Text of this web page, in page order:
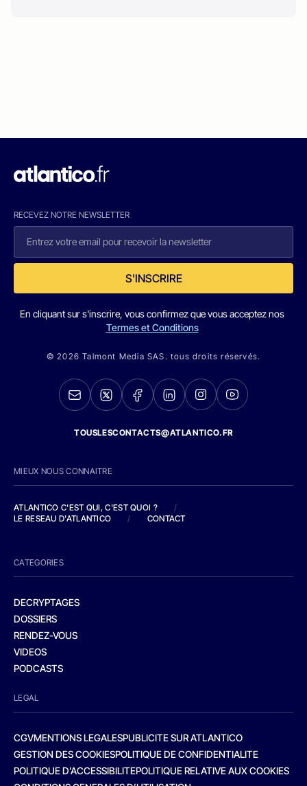
RECEVEZ NOTRE NEWSLETTER
S'INSCRIRE
En cliquant sur s'inscrire, vous confirmez que vous acceptez nos
Termes et Conditions
© 2026 Talmont Media SAS. tous droits réservés.
TOUSLESCONTACTS@ATLANTICO.FR
MIEUX NOUS CONNAITRE
ATLANTICO C'EST QUI, C'EST QUOI ?
/
LE RESEAU D'ATLANTICO
/ CONTACT
CATEGORIES
DECRYPTAGES
DOSSIERS
RENDEZ-VOUS
VIDEOS
PODCASTS
LEGAL
CGVMENTIONS LEGALESPUBLICITE SUR ATLANTICO
GESTION DES COOKIESPOLITIQUE DE CONFIDENTIALITE
POLITIQUE D’ACCESSIBILITEPOLITIQUE RELATIVE AUX COOKIES